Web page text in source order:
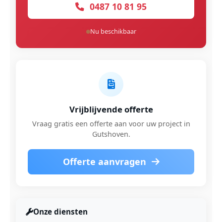
0487 10 81 95
Nu beschikbaar
Vrijblijvende offerte
Vraag gratis een offerte aan voor uw project in
Gutshoven.
Offerte aanvragen
Onze diensten